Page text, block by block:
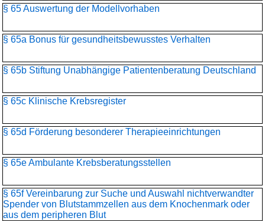
§ 65 Auswertung der Modellvorhaben
§ 65a Bonus für gesundheitsbewusstes Verhalten
§ 65b Stiftung Unabhängige Patientenberatung Deutschland
§ 65c Klinische Krebsregister
§ 65d Förderung besonderer Therapieeinrichtungen
§ 65e Ambulante Krebsberatungsstellen
§ 65f Vereinbarung zur Suche und Auswahl nichtverwandter
Spender von Blutstammzellen aus dem Knochenmark oder
aus dem peripheren Blut